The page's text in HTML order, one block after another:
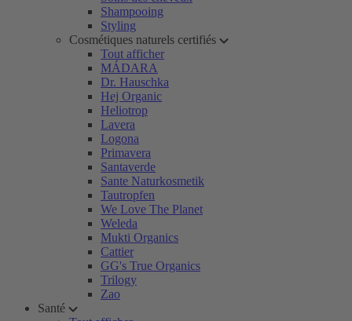
Shampooing
Styling
Cosmétiques naturels certifiés
Tout afficher
MÁDARA
Dr. Hauschka
Hej Organic
Heliotrop
Lavera
Logona
Primavera
Santaverde
Sante Naturkosmetik
Tautropfen
We Love The Planet
Weleda
Mukti Organics
Cattier
GG's True Organics
Trilogy
Zao
Santé